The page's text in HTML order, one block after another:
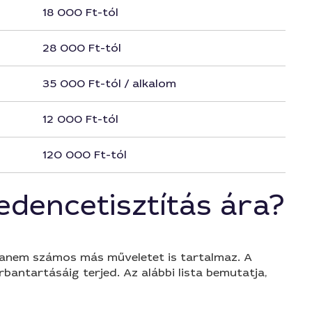
18 000 Ft-tól
28 000 Ft-tól
35 000 Ft-tól / alkalom
12 000 Ft-tól
120 000 Ft-tól
ára?
számos más műveletet is tartalmaz. A
terjed. Az alábbi lista bemutatja,